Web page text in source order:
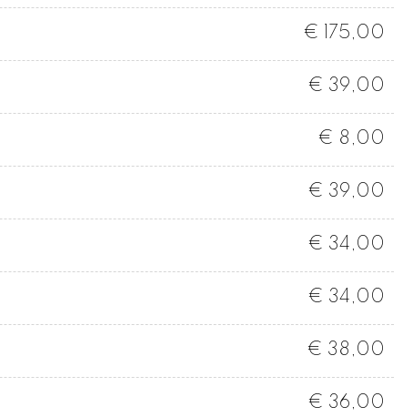
€ 175,00
€ 39,00
€ 8,00
€ 39,00
€ 34,00
€ 34,00
€ 38,00
€ 36,00